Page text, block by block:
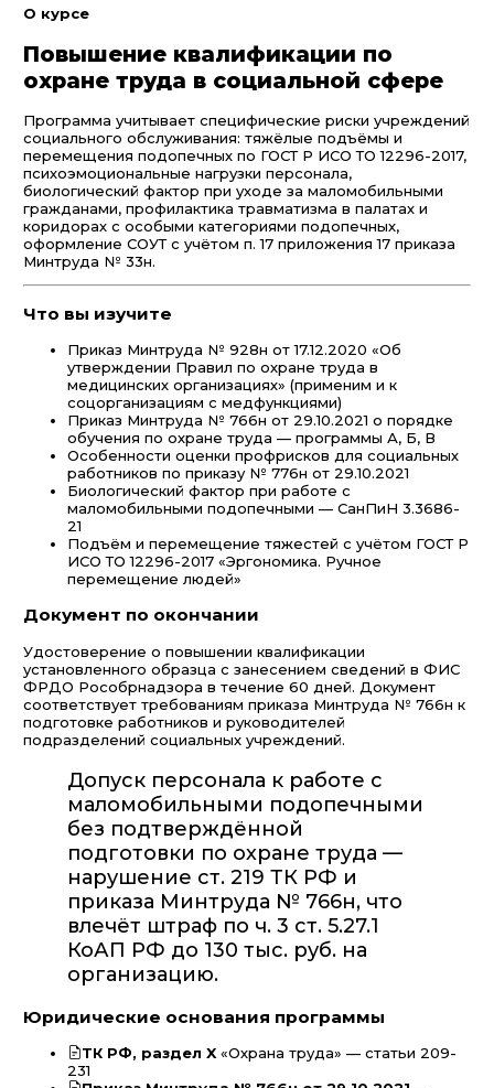
О курсе
Повышение квалификации по
охране труда в социальной сфере
Программа учитывает специфические риски учреждений
социального обслуживания: тяжёлые подъёмы и
перемещения подопечных по ГОСТ Р ИСО ТО 12296-2017,
психоэмоциональные нагрузки персонала,
биологический фактор при уходе за маломобильными
гражданами, профилактика травматизма в палатах и
коридорах с особыми категориями подопечных,
оформление СОУТ с учётом п. 17 приложения 17 приказа
Минтруда № 33н.
Что вы изучите
Приказ Минтруда № 928н от 17.12.2020 «Об
утверждении Правил по охране труда в
медицинских организациях» (применим и к
соцорганизациям с медфункциями)
Приказ Минтруда № 766н от 29.10.2021 о порядке
обучения по охране труда — программы А, Б, В
Особенности оценки профрисков для социальных
работников по приказу № 776н от 29.10.2021
Биологический фактор при работе с
маломобильными подопечными — СанПиН 3.3686-
21
Подъём и перемещение тяжестей с учётом ГОСТ Р
ИСО ТО 12296-2017 «Эргономика. Ручное
перемещение людей»
Документ по окончании
Удостоверение о повышении квалификации
установленного образца с занесением сведений в ФИС
ФРДО Рособрнадзора в течение 60 дней. Документ
соответствует требованиям приказа Минтруда № 766н к
подготовке работников и руководителей
подразделений социальных учреждений.
Допуск персонала к работе с
маломобильными подопечными
без подтверждённой
подготовки по охране труда —
нарушение ст. 219 ТК РФ и
приказа Минтруда № 766н, что
влечёт штраф по ч. 3 ст. 5.27.1
КоАП РФ до 130 тыс. руб. на
организацию.
Юридические основания программы
ТК РФ, раздел X «Охрана труда» — статьи 209-
231